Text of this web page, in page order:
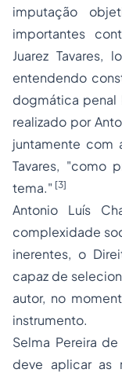
imputação
importantes
Juarez Tavares,
entendendo
dogmática penal
realizado por
juntamente com
Tavares, "como
tema." [3]
Antonio Luís
complexidade
inerentes, o
capaz de
autor, no
instrumento.
Selma Pereira
deve aplicar as